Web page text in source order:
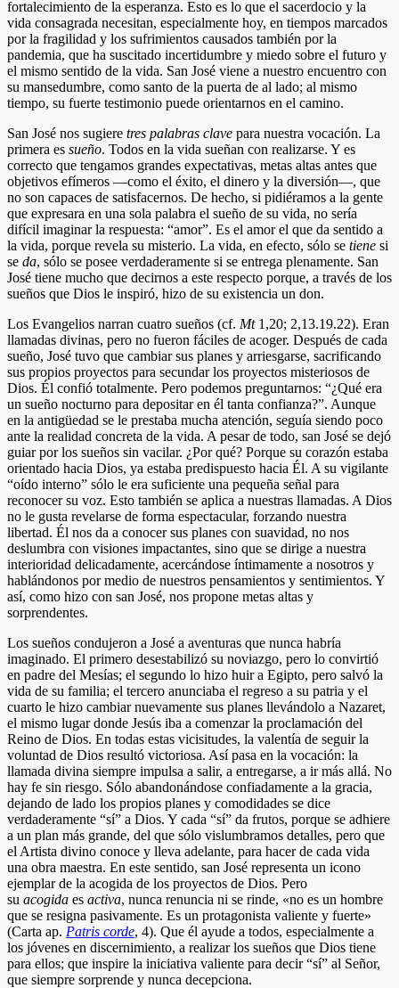
fortalecimiento de la esperanza. Esto es lo que el sacerdocio y la
vida consagrada necesitan, especialmente hoy, en tiempos marcados
por la fragilidad y los sufrimientos causados también por la
pandemia, que ha suscitado incertidumbre y miedo sobre el futuro y
el mismo sentido de la vida. San José viene a nuestro encuentro con
su mansedumbre, como santo de la puerta de al lado; al mismo
tiempo, su fuerte testimonio puede orientarnos en el camino.
San José nos sugiere tres palabras clave para nuestra vocación. La
primera es sueño. Todos en la vida sueñan con realizarse. Y es
correcto que tengamos grandes expectativas, metas altas antes que
objetivos efímeros —como el éxito, el dinero y la diversión—, que
no son capaces de satisfacernos. De hecho, si pidiéramos a la gente
que expresara en una sola palabra el sueño de su vida, no sería
difícil imaginar la respuesta: “amor”. Es el amor el que da sentido a
la vida, porque revela su misterio. La vida, en efecto, sólo se tiene si
se da, sólo se posee verdaderamente si se entrega plenamente. San
José tiene mucho que decirnos a este respecto porque, a través de los
sueños que Dios le inspiró, hizo de su existencia un don.
Los Evangelios narran cuatro sueños (cf. Mt1,20; 2,13.19.22). Eran
llamadas divinas, pero no fueron fáciles de acoger. Después de cada
sueño, José tuvo que cambiar sus planes y arriesgarse, sacrificando
sus propios proyectos para secundar los proyectos misteriosos de
Dios. Él confió totalmente. Pero podemos preguntarnos: “¿Qué era
un sueño nocturno para depositar en él tanta confianza?”. Aunque
en la antigüedad se le prestaba mucha atención, seguía siendo poco
ante la realidad concreta de la vida. A pesar de todo, san José se dejó
guiar por los sueños sin vacilar. ¿Por qué? Porque su corazón estaba
orientado hacia Dios, ya estaba predispuesto hacia Él. A su vigilante
“oído interno” sólo le era suficiente una pequeña señal para
reconocer su voz. Esto también se aplica a nuestras llamadas. A Dios
no le gusta revelarse de forma espectacular, forzando nuestra
libertad. Él nos da a conocer sus planes con suavidad, no nos
deslumbra con visiones impactantes, sino que se dirige a nuestra
interioridad delicadamente, acercándose íntimamente a nosotros y
hablándonos por medio de nuestros pensamientos y sentimientos. Y
así, como hizo con san José, nos propone metas altas y
sorprendentes.
Los sueños condujeron a José a aventuras que nunca habría
imaginado. El primero desestabilizó su noviazgo, pero lo convirtió
en padre del Mesías; el segundo lo hizo huir a Egipto, pero salvó la
vida de su familia; el tercero anunciaba el regreso a su patria y el
cuarto le hizo cambiar nuevamente sus planes llevándolo a Nazaret,
el mismo lugar donde Jesús iba a comenzar la proclamación del
Reino de Dios. En todas estas vicisitudes, la valentía de seguir la
voluntad de Dios resultó victoriosa. Así pasa en la vocación: la
llamada divina siempre impulsa a salir, a entregarse, a ir más allá. No
hay fe sin riesgo. Sólo abandonándose confiadamente a la gracia,
dejando de lado los propios planes y comodidades se dice
verdaderamente “sí” a Dios. Y cada “sí” da frutos, porque se adhiere
a un plan más grande, del que sólo vislumbramos detalles, pero que
el Artista divino conoce y lleva adelante, para hacer de cada vida
una obra maestra. En este sentido, san José representa un icono
ejemplar de la acogida de los proyectos de Dios. Pero
su acogida es activa, nunca renuncia ni se rinde, «no es un hombre
que se resigna pasivamente. Es un protagonista valiente y fuerte»
(Carta ap. Patris corde, 4). Que él ayude a todos, especialmente a
los jóvenes en discernimiento, a realizar los sueños que Dios tiene
para ellos; que inspire la iniciativa valiente para decir “sí” al Señor,
que siempre sorprende y nunca decepciona.